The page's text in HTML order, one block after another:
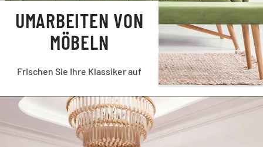
UMARBEITEN VON
MÖBELN
Frischen Sie Ihre Klassiker auf